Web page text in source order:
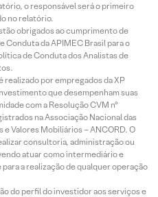
o responsável será o primeiro
no relatório.
obrigados ao cumprimento de
Conduta da APIMEC Brasil para o
de Conduta dos Analistas de
por empregados da XP
que desempenham suas
com a Resolução CVM nº
na Associação Nacional das
Valores Mobiliários – ANCORD. O
consultoria, administração ou
atuar como intermediário e
a realização de qualquer operação
do perfil do investidor aos serviços e